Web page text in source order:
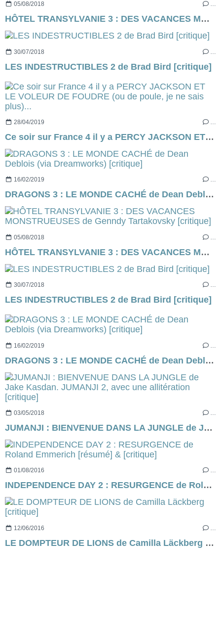
05/08/2018 …
HÔTEL TRANSYLVANIE 3 : DES VACANCES MONSTRUEUSES de Genndy Tartakovsky [critique]
30/07/2018
LES INDESTRUCTIBLES 2 de Brad Bird [critique]
28/04/2019 …
Ce soir sur France 4 il y a PERCY JACKSON ET LE VOLEUR DE FOUDRE (ou de poule, je ne sais plus)...
16/02/2019 …
DRAGONS 3 : LE MONDE CACHÉ de Dean Deblois (via Dreamworks) [critique]
05/08/2018
HÔTEL TRANSYLVANIE 3 : DES VACANCES MONSTRUEUSES de Genndy Tartakovsky [critique]
30/07/2018 …
LES INDESTRUCTIBLES 2 de Brad Bird [critique]
16/02/2019
DRAGONS 3 : LE MONDE CACHÉ de Dean Deblois (via Dreamworks) [critique]
03/05/2018 …
JUMANJI : BIENVENUE DANS LA JUNGLE de Jake Kasdan. JUMANJI 2, avec une allitération [critique]
01/08/2016 …
INDEPENDENCE DAY 2 : RESURGENCE de Roland Emmerich [résumé] & [critique]
12/06/2016
LE DOMPTEUR DE LIONS de Camilla Läckberg [critique]